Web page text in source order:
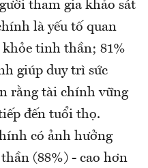
tham gia khảo sát
là yếu tố quan
tinh thần; 81%
giúp duy trì sức
rằng tài chính vững
đến tuổi thọ.
có ảnh hưởng
(88%) - cao hơn